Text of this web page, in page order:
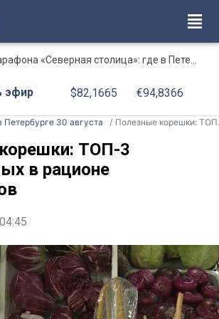
столица»: где в Петербурге будут перекрыты дороги 9 августа
эфир $82,1665 €94,8366
Петербурге 30 августа Полезные корешки: ТОП-3 необходимых в рационе корнеплодов
ТОП-3
в рационе